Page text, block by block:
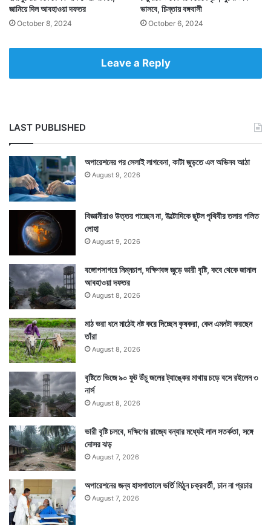
দেবী ভদ্রকালী তখন আশীর্বাদ করে বললেন, ‘উগ্রচণ্ডা, ভদ্রকালী
পুজ্য হবে দেবতা, মানুষ ও রাক্ষসদের।’
জানিয়ে দিল আবহাওয়া দফতর
October 8, 2024
ভাসবে, চিন্তায় বঙ্গবাসী
October 6, 2024
Leave a Reply
LAST PUBLISHED
অপারেশনের পর সেলাই লাগবেনা, কাটা জুড়তে এল অভিনব আঠা
August 9, 2026
বিজ্ঞানীরাও উত্তর পাচ্ছেন না, উল্টোদিকে ছুটল পৃথিবীর তলার গলিত
লোহা
August 9, 2026
বঙ্গোপসাগরে নিম্নচাপ, দক্ষিণবঙ্গ জুড়ে ভারী বৃষ্টি, কবে থেকে জানাল
আবহাওয়া দফতর
August 8, 2026
মাঠ ভরা ধনে মাঠেই নষ্ট করে দিচ্ছেন কৃষকরা, কেন এমনটা করছেন
তাঁরা
August 8, 2026
বৃষ্টিতে ভিজে ৯০ ফুট উঁচু জলের ট্যাঙ্কের মাথায় চড়ে বসে রইলেন ৩
নার্স
August 8, 2026
ভারী বৃষ্টি চলবে, দক্ষিণের রাজ্যে বন্যার মধ্যেই লাল সতর্কতা, সঙ্গে
দোসর ঝড়
August 7, 2026
অপারেশনের জন্য হাসপাতালে ভর্তি মিঠুন চক্রবর্তী, চান না প্রচার
August 7, 2026